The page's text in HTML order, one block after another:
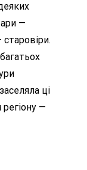
—
ці
регіону —